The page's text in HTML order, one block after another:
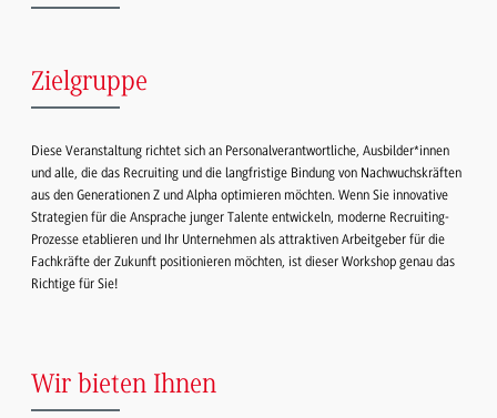
Zielgruppe
Diese Veranstaltung richtet sich an Personalverantwortliche, Ausbilder*innen
und alle, die das Recruiting und die langfristige Bindung von Nachwuchskräften
aus den Generationen Z und Alpha optimieren möchten. Wenn Sie innovative
Strategien für die Ansprache junger Talente entwickeln, moderne Recruiting-
Prozesse etablieren und Ihr Unternehmen als attraktiven Arbeitgeber für die
Fachkräfte der Zukunft positionieren möchten, ist dieser Workshop genau das
Richtige für Sie!
Wir bieten Ihnen